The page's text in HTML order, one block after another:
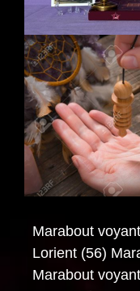
Marabout
Lorient (56)
Marabout